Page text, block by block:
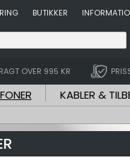
BUTIKKER
OVER 995 KR
KABLER &